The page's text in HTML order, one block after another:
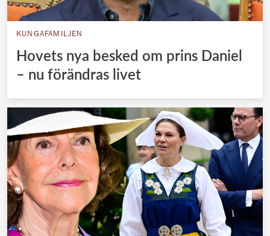
KUNGAFAMILJEN
Hovets nya besked om prins Daniel
– nu förändras livet